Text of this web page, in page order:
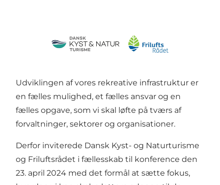
Udviklingen af vores rekreative infrastruktur er
en fælles mulighed, et fælles ansvar og en
fælles opgave, som vi skal løfte på tværs af
forvaltninger, sektorer og organisationer.
Derfor inviterede Dansk Kyst- og Naturturisme
og Friluftsrådet i fællesskab til konference den
23. april 2024 med det formål at sætte fokus,